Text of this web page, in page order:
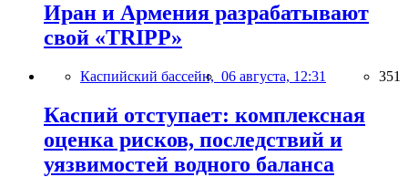
Иран и Армения разрабатывают
свой «TRIPP»
Каспийский бассейн, 06 августа, 12:31 351
Каспий отступает: комплексная
оценка рисков, последствий и
уязвимостей водного баланса